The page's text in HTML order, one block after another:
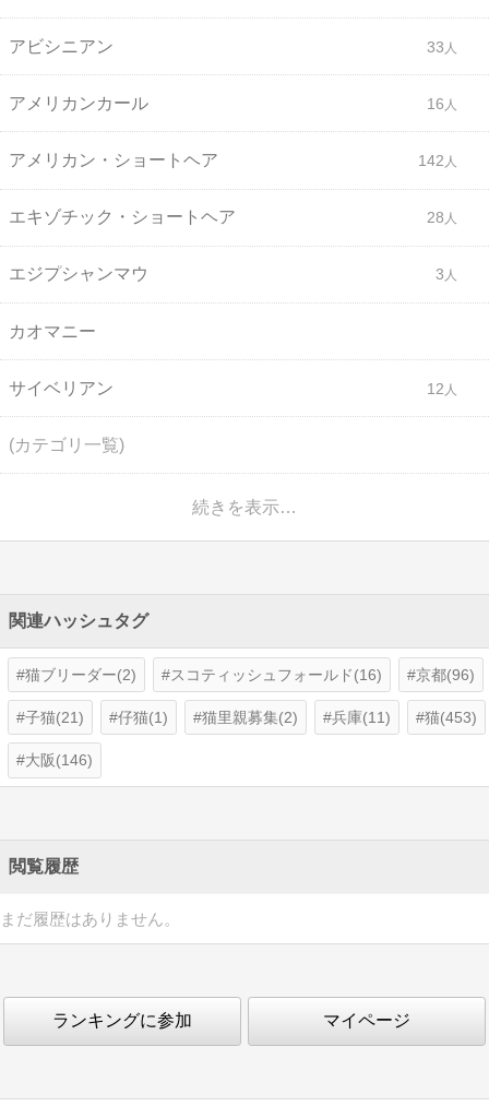
アビシニアン 33
アメリカンカール 16
アメリカン・ショートヘア 142
エキゾチック・ショートヘア 28
エジプシャンマウ 3
カオマニー
サイベリアン 12
(カテゴリ一覧)
続きを表示…
関連ハッシュタグ
猫ブリーダー(2) スコティッシュフォールド(16) 京都(96)
子猫(21) 仔猫(1) 猫里親募集(2) 兵庫(11) 猫(453)
大阪(146)
閲覧履歴
まだ履歴はありません。
ランキングに参加 マイページ